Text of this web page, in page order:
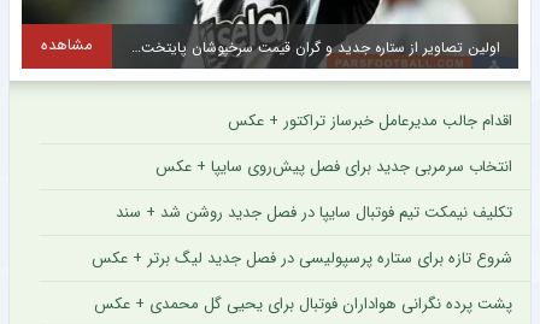
اولین تصاویر از ستاره جدید و گران قیمت سرخپوشان پایتخت + عکس مشاهده
اقدام جالب مدیرعامل خبرساز تراکتور + عکس
انتخاب سرمربی جدید برای فصل پیش‌روی سایپا + عکس
تکلیف نیمکت تیم فوتبال سایپا در فصل جدید روشن شد + سند
شروع تازه برای ستاره پرسپولیسی در فصل جدید لیگ برتر + عکس
پشت پرده نگرانی هواداران فوتبال برای یحیی گل محمدی + عکس